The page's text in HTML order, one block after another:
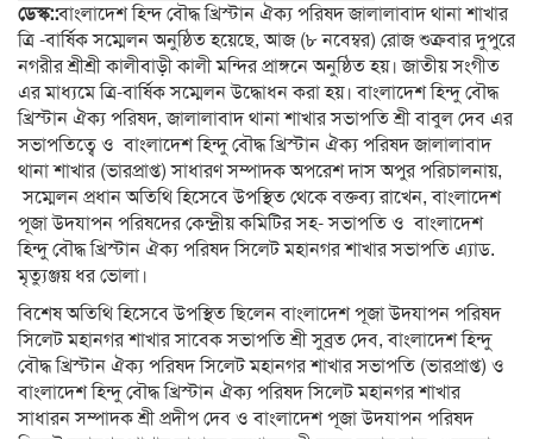
ডেস্ক::বাংলাদেশ হিন্দ বৌদ্ধ খ্রিস্টান ঐক্য পরিষদ জালালাবাদ থানা শাখার
ত্রি -বার্ষিক সম্মেলন অনুষ্ঠিত হয়েছে, আজ (৮ নবেম্বর) রোজ শুক্রবার দুপুরে
নগরীর শ্রীশ্রী কালীবাড়ী কালী মন্দির প্রাঙ্গনে অনুষ্ঠিত হয়। জাতীয় সংগীত
এর মাধ্যমে ত্রি-বার্ষিক সম্মেলন উদ্ধোধন করা হয়। বাংলাদেশ হিন্দু বৌদ্ধ
খ্রিস্টান ঐক্য পরিষদ, জালালাবাদ থানা শাখার সভাপতি শ্রী বাবুল দেব এর
সভাপতিত্বে ও বাংলাদেশ হিন্দু বৌদ্ধ খ্রিস্টান ঐক্য পরিষদ জালালাবাদ
থানা শাখার (ভারপ্রাপ্ত) সাধারণ সম্পাদক অপরেশ দাস অপুর পরিচালনায়,
সম্মেলন প্রধান অতিথি হিসেবে উপস্থিত থেকে বক্তব্য রাখেন, বাংলাদেশ
পূজা উদযাপন পরিষদের কেন্দ্রীয় কমিটির সহ- সভাপতি ও বাংলাদেশ
হিন্দু বৌদ্ধ খ্রিস্টান ঐক্য পরিষদ সিলেট মহানগর শাখার সভাপতি এ্যাড.
মৃত্যুঞ্জয় ধর ভোলা।
বিশেষ অতিথি হিসেবে উপস্থিত ছিলেন বাংলাদেশ পূজা উদযাপন পরিষদ
সিলেট মহানগর শাখার সাবেক সভাপতি শ্রী সুব্রত দেব, বাংলাদেশ হিন্দু
বৌদ্ধ খ্রিস্টান ঐক্য পরিষদ সিলেট মহানগর শাখার সভাপতি (ভারপ্রাপ্ত) ও
বাংলাদেশ হিন্দু বৌদ্ধ খ্রিস্টান ঐক্য পরিষদ সিলেট মহানগর শাখার
সাধারন সম্পাদক শ্রী প্রদীপ দেব ও বাংলাদেশ পূজা উদযাপন পরিষদ